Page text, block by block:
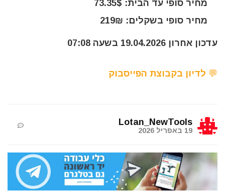
מחיר סופי עד הבית: 73.35$
מחיר סופי בשקלים: 219₪
עדכון אחרון 19.04.2026 בשעה 07:08
💬 לדיון בקבוצת הפייסבוק
Lotan_NewTools
19 באפריל 2026